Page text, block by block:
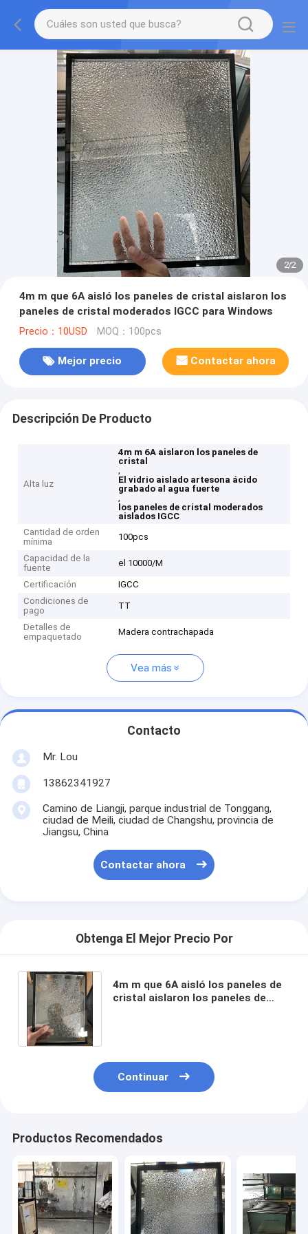
2/2
4m m que 6A aisló los paneles de cristal aislaron los
paneles de cristal moderados IGCC para Windows
Precio：10USD MOQ：100pcs
Mejor precio Contactar ahora
Descripción De Producto
Alta luz
4m m 6A aislaron los paneles de
cristal
,
El vidrio aislado artesona ácido
grabado al agua fuerte
,
los paneles de cristal moderados
aislados IGCC
Cantidad de orden
mínima
100pcs
Capacidad de la
fuente
el 10000/M
Certificación
IGCC
Condiciones de
pago
TT
Detalles de
empaquetado
Madera contrachapada
Vea más
Contacto
Mr. Lou
13862341927
Camino de Liangji, parque industrial de Tonggang,
ciudad de Meili, ciudad de Changshu, provincia de
Jiangsu, China
Contactar ahora
Obtenga El Mejor Precio Por
4m m que 6A aisló los paneles de
cristal aislaron los paneles de
Continuar
Productos Recomendados